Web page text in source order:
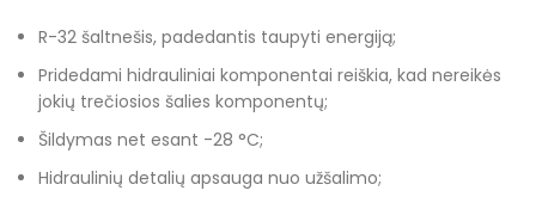
R-32 šaltnešis, padedantis taupyti energiją;
Pridedami hidrauliniai komponentai reiškia, kad nereikės
jokių trečiosios šalies komponentų;
Šildymas net esant -28 °C;
Hidraulinių detalių apsauga nuo užšalimo;